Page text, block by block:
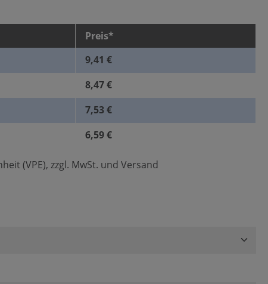
Preis*
9,41 €
8,47 €
7,53 €
6,59 €
(VPE), zzgl. MwSt. und Versand